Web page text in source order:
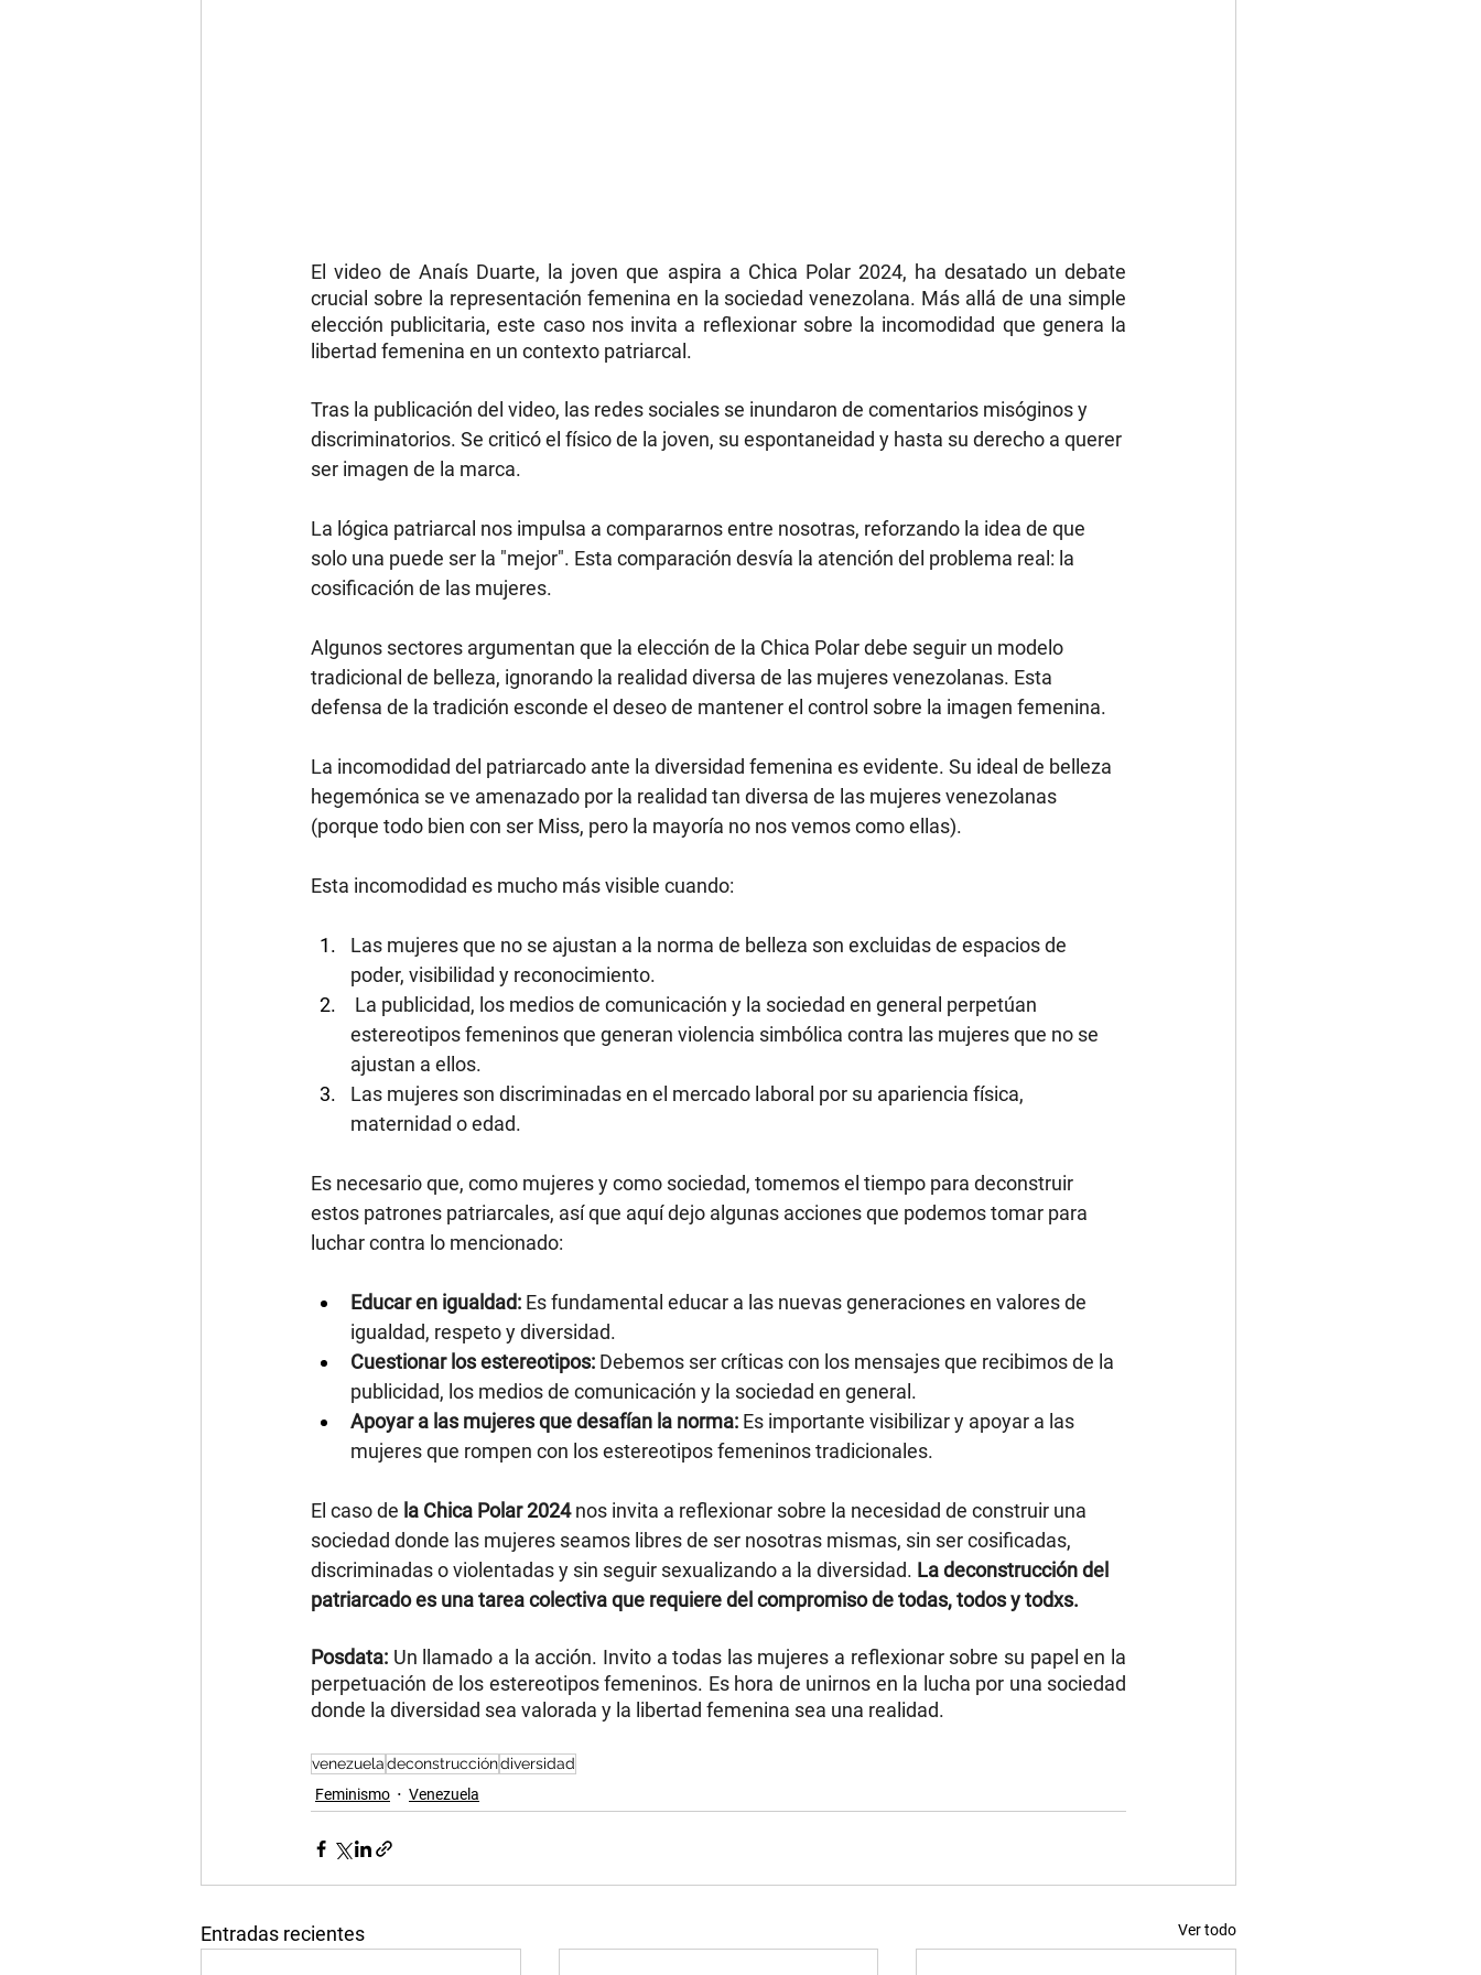
El video de Anaís Duarte, la joven que aspira a Chica Polar 2024, ha desatado un debate
crucial sobre la representación femenina en la sociedad venezolana. Más allá de una simple
elección publicitaria, este caso nos invita a reflexionar sobre la incomodidad que genera la
libertad femenina en un contexto patriarcal.
Tras la publicación del video, las redes sociales se inundaron de comentarios misóginos y
discriminatorios. Se criticó el físico de la joven, su espontaneidad y hasta su derecho a querer
ser imagen de la marca.
La lógica patriarcal nos impulsa a compararnos entre nosotras, reforzando la idea de que
solo una puede ser la "mejor". Esta comparación desvía la atención del problema real: la
cosificación de las mujeres.
Algunos sectores argumentan que la elección de la Chica Polar debe seguir un modelo
tradicional de belleza, ignorando la realidad diversa de las mujeres venezolanas. Esta
defensa de la tradición esconde el deseo de mantener el control sobre la imagen femenina.
La incomodidad del patriarcado ante la diversidad femenina es evidente. Su ideal de belleza
hegemónica se ve amenazado por la realidad tan diversa de las mujeres venezolanas
(porque todo bien con ser Miss, pero la mayoría no nos vemos como ellas).
Esta incomodidad es mucho más visible cuando:
Las mujeres que no se ajustan a la norma de belleza son excluidas de espacios de
poder, visibilidad y reconocimiento.
La publicidad, los medios de comunicación y la sociedad en general perpetúan
estereotipos femeninos que generan violencia simbólica contra las mujeres que no se
ajustan a ellos.
Las mujeres son discriminadas en el mercado laboral por su apariencia física,
maternidad o edad.
Es necesario que, como mujeres y como sociedad, tomemos el tiempo para deconstruir
estos patrones patriarcales, así que aquí dejo algunas acciones que podemos tomar para
luchar contra lo mencionado:
Educar en igualdad: Es fundamental educar a las nuevas generaciones en valores de
igualdad, respeto y diversidad.
Cuestionar los estereotipos: Debemos ser críticas con los mensajes que recibimos de la
publicidad, los medios de comunicación y la sociedad en general.
Apoyar a las mujeres que desafían la norma: Es importante visibilizar y apoyar a las
mujeres que rompen con los estereotipos femeninos tradicionales.
El caso de la Chica Polar 2024 nos invita a reflexionar sobre la necesidad de construir una
sociedad donde las mujeres seamos libres de ser nosotras mismas, sin ser cosificadas,
discriminadas o violentadas y sin seguir sexualizando a la diversidad. La deconstrucción del
patriarcado es una tarea colectiva que requiere del compromiso de todas, todos y todxs.
Posdata: Un llamado a la acción. Invito a todas las mujeres a reflexionar sobre su papel en la
perpetuación de los estereotipos femeninos. Es hora de unirnos en la lucha por una sociedad
donde la diversidad sea valorada y la libertad femenina sea una realidad.
venezueladeconstruccióndiversidad
Feminismo
Venezuela
Entradas recientes Ver todo